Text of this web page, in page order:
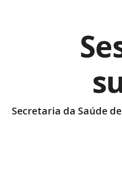
Secretaria da Saúde